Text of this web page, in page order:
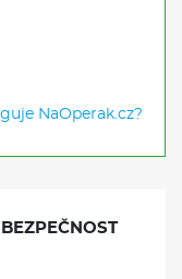
NaOperak.cz?